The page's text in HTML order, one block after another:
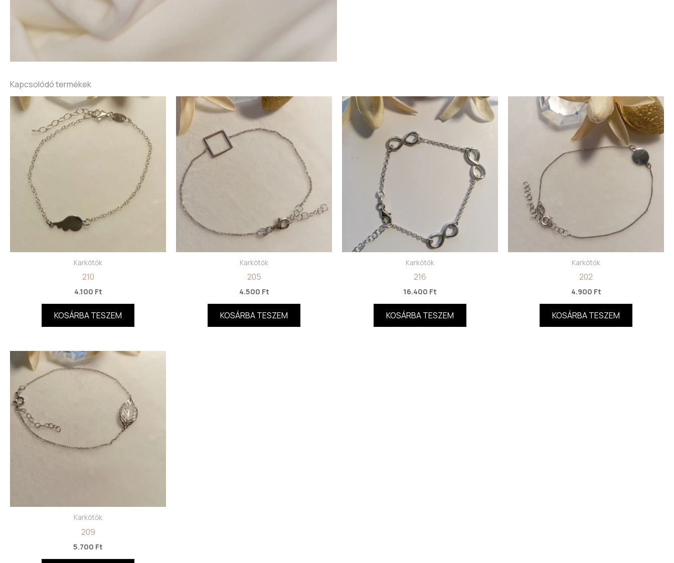
Kapcsolódó termékek
Karkötők
210
4.100 Ft
KOSÁRBA TESZEM
Karkötők
205
4.500 Ft
KOSÁRBA TESZEM
Karkötők
216
16.400 Ft
KOSÁRBA TESZEM
Karkötők
202
4.900 Ft
KOSÁRBA TESZEM
Karkötők
209
5.700 Ft